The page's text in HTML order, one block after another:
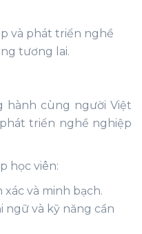
và phát triển nghề
tương lai.
hành cùng người Việt
triển nghề nghiệp
học viên:
và minh bạch.
ngữ và kỹ năng cần